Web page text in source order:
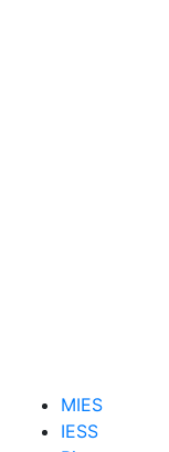
MIES
IESS